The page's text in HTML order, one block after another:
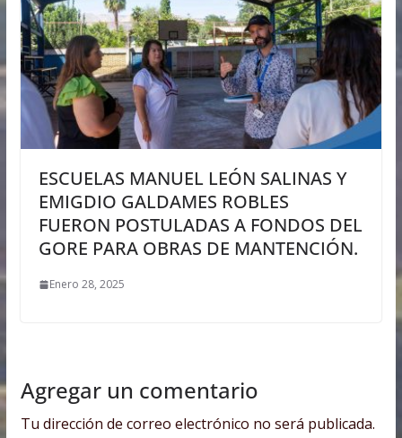
ESCUELAS MANUEL LEÓN SALINAS Y
EMIGDIO GALDAMES ROBLES
FUERON POSTULADAS A FONDOS DEL
GORE PARA OBRAS DE MANTENCIÓN.
Enero 28, 2025
Agregar un comentario
Tu dirección de correo electrónico no será publicada.